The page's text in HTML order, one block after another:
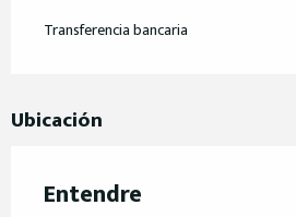
Transferencia bancaria
Ubicación
Entendre